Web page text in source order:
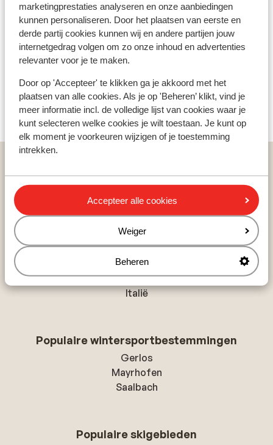
marketingprestaties analyseren en onze aanbiedingen
kunnen personaliseren. Door het plaatsen van eerste en
derde partij cookies kunnen wij en andere partijen jouw
internetgedrag volgen om zo onze inhoud en advertenties
relevanter voor je te maken.
Door op 'Accepteer' te klikken ga je akkoord met het
plaatsen van alle cookies. Als je op 'Beheren’ klikt, vind je
meer informatie incl. de volledige lijst van cookies waar je
kunt selecteren welke cookies je wilt toestaan. Je kunt op
elk moment je voorkeuren wijzigen of je toestemming
intrekken.
Accepteer alle cookies
Weiger
Beheren
Hotel Jungfrau Lodge
Hotel Victoria Lauberhorn
Eiger Lodge
Eiger Mountain & Soul Resort
Wengen
Grand Hotel Belvedere
Populaire wintersportlanden
Oostenrijk
Frankrijk
Italië
Populaire wintersportbestemmingen
Gerlos
Mayrhofen
Saalbach
Populaire skigebieden